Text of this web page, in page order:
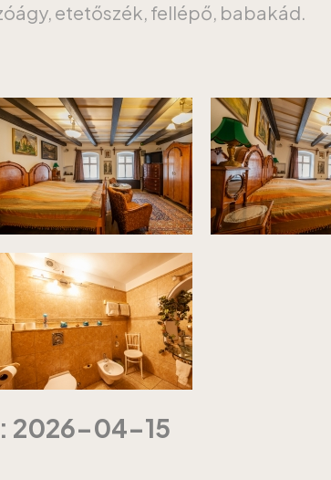
etetőszék, fellépő, babakád.
2026-04-15